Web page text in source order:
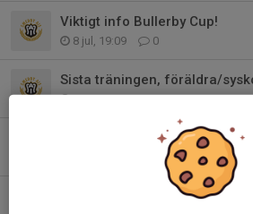
Viktigt info Bullerby Cup!
8 jul, 19:09 0
Sista träningen, föräldra/
16 jun, 20:17 0
Jönsbergska Cup -
0
Föräldrauppdrag i augusti